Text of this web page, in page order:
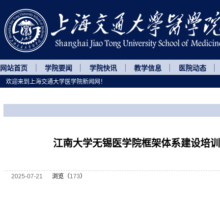
网站首页 学院要闻 学院快讯 教学信息 医院动态
江南大学无锡医学院框架体系建设培
2025-07-21 浏览（173）
欢迎来到上海交通大学医学院新闻网！